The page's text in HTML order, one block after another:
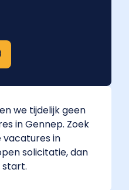
we tijdelijk geen
in Gennep. Zoek
vacatures in
solicitatie, dan
start.